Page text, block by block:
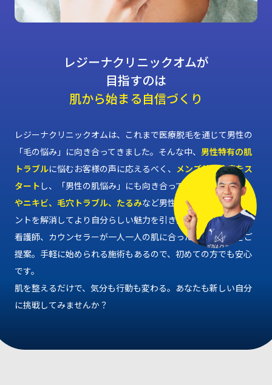
レジーナクリニックオムが
目指すのは
肌から始まる自信づくり
レジーナクリニックオムは、これまで医療脱毛を通じて男性の
「毛の悩み」に向き合ってきました。そんな中、 男性特有の肌
トラブルに悩むお客様の声に応えるべく、 メンズ美容治療をス
タート し、「男性の肌悩み」にも向き合っていきます。肌荒れ
やニキビ、毛穴トラブル、たるみなど男性が特に気になるポイ
ントを解消してより自分らしい魅力を引き出せるよう、医師、
看護師、カウンセラーが一人一人の肌に合った最適なケアをご
提案。手軽に始められる施術もあるので、初めての方でも安心
です。
肌を整えるだけで、気分も行動も変わる。あなたも新しい自分
に挑戦してみませんか？